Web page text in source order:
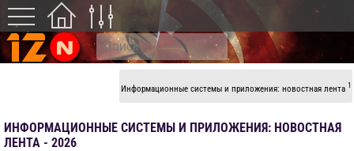
Информационные системы и приложения: новостная лента 1
ИНФОРМАЦИОННЫЕ СИСТЕМЫ И ПРИЛОЖЕНИЯ: НОВОСТНАЯ
ЛЕНТА - 2026